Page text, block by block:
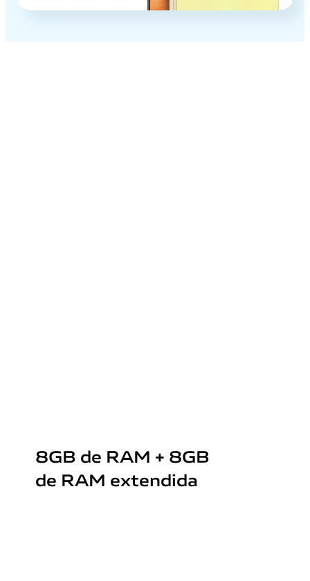
8GB de RAM + 8GB
de RAM extendida